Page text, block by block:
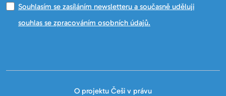
Souhlasím se zasíláním newsletteru a současně uděluji
souhlas se zpracováním osobních údajů.
O projektu Češi v právu